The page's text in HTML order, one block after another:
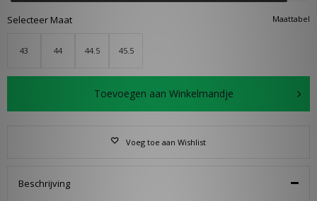
Maattabel
Selecteer Maat
43 44 44.5 45.5
Toevoegen aan Winkelmandje
Voeg toe aan Wishlist
Beschrijving